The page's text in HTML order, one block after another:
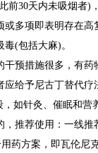
30天内未吸烟者)
多项即表明存在高
(包括大麻)。
预措施很多，有药
给予尼古丁替代疗
如针灸、催眠和营
推荐使用：一线推
药方案，即瓦伦尼